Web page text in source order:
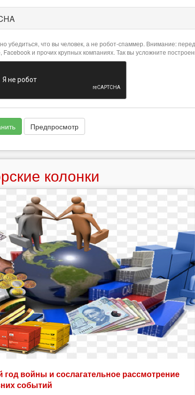
убедиться, что вы человек, а не робот-спаммер. Внимание:
Facebook и прочих крупных компаниях. Так вы усложните
Предпросмотр
колонки
год войны и сослагательное рассмотрение
событий